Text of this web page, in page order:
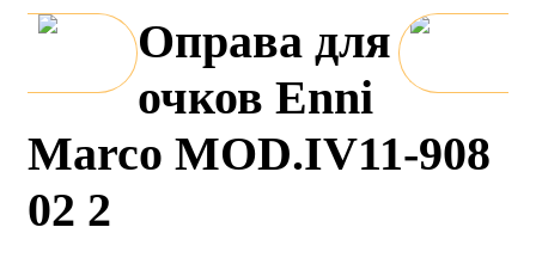
Оправа для
очков Enni
Marco MOD.IV11-908
02 2